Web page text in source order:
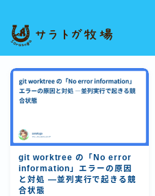
MENU
プライバシーポリシー
人気記事を読む
利用規約／特定商取引法に
有料記事の決済完了ページ
運営者情報
git worktree の「No error
information」エラーの原因
と対処 ―並列実行で起きる競
合状態